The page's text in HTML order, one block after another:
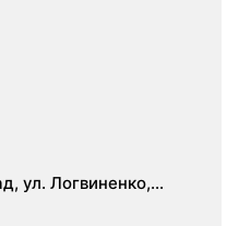
ул. Логвиненко,